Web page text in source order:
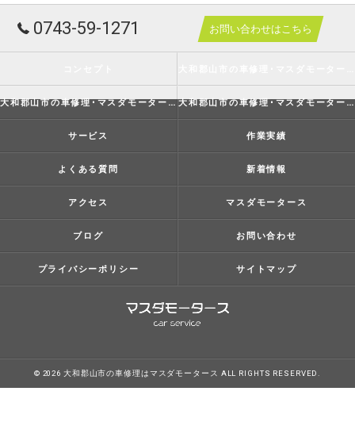
0743-59-1271 お問い合わせはこちら
大和郡山市の車修理･マスダモータースの評判 大和郡山市の車修理･マスダモータースのお客様の声
サービス 作業実績
よくある質問 新着情報
アクセス マスダモータース
ブログ お問い合わせ
プライバシーポリシー サイトマップ
© 2026 大和郡山市の車修理はマスダモータース ALL RIGHTS RESERVED.